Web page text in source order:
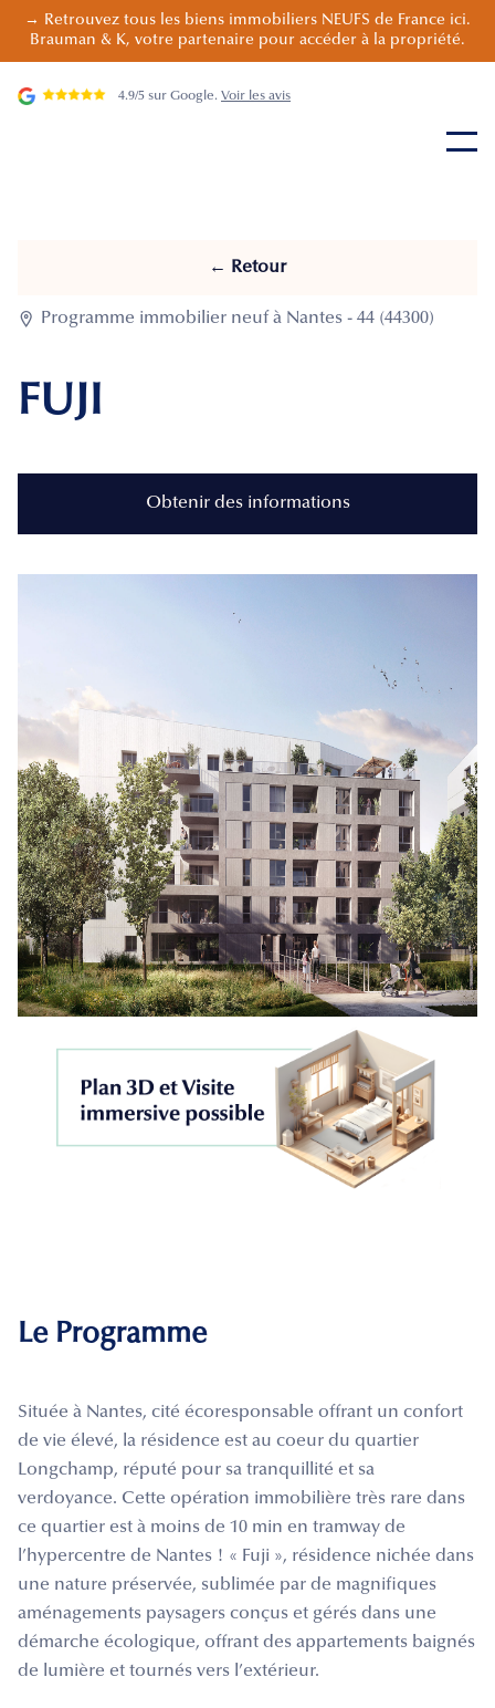
→ Retrouvez tous les biens immobiliers NEUFS de France ici.
Brauman & K, votre partenaire pour accéder à la propriété.
4.9/5 sur Google. Voir les avis
← Retour
 Programme immobilier neuf à Nantes - 44 (44300)
FUJI
Obtenir des informations
Le Programme
Située à Nantes, cité écoresponsable offrant un confort
de vie élevé, la résidence est au coeur du quartier
Longchamp, réputé pour sa tranquillité et sa
verdoyance. Cette opération immobilière très rare dans
ce quartier est à moins de 10 min en tramway de
l’hypercentre de Nantes ! « Fuji », résidence nichée dans
une nature préservée, sublimée par de magnifiques
aménagements paysagers conçus et gérés dans une
démarche écologique, offrant des appartements baignés
de lumière et tournés vers l’extérieur.